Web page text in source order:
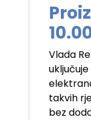
Vlada
takvih
bez